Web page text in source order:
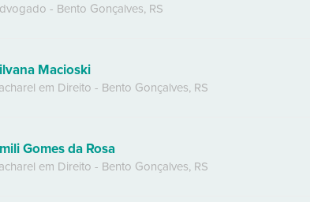
- Bento Gonçalves, RS
Macioski
em Direito - Bento Gonçalves, RS
Gomes da Rosa
em Direito - Bento Gonçalves, RS